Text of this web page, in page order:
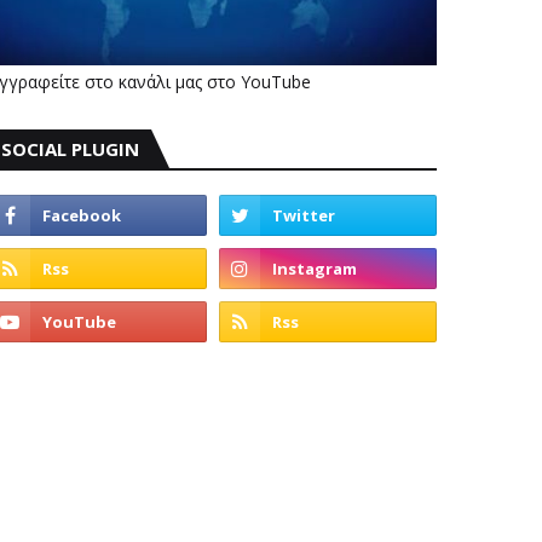
στο κανάλι μας στο YouTube
SOCIAL PLUGIN